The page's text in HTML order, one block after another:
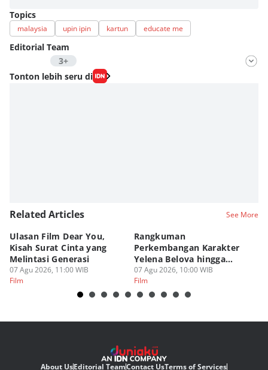
Topics
malaysia upin ipin kartun educate me
Editorial Team
3+
Editor
Nadia Agatha Pramesthi
Tonton lebih seru di
Related Articles See More
Ulasan Film Dear You,
Kisah Surat Cinta yang
Melintasi Generasi
07 Agu 2026, 11:00 WIB
Film
Rangkuman
Perkembangan Karakter
Yelena Belova hingga
Spider-Man BND
07 Agu 2026, 10:00 WIB
Film
About UsEditorial TeamContact UsTerms of Services